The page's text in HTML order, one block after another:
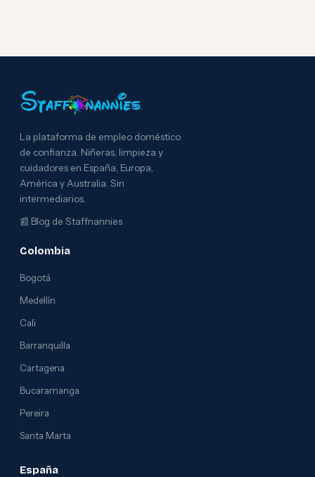
La plataforma de empleo doméstico
de confianza. Niñeras, limpieza y
cuidadores en España, Europa,
América y Australia. Sin
intermediarios.
📰 Blog de Staffnannies
Colombia
Bogotá
Medellín
Cali
Barranquilla
Cartagena
Bucaramanga
Pereira
Santa Marta
España